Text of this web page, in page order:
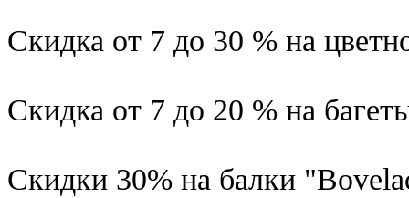
Скидка от 7 до 30 % на
Скидка от 7 до 20 % на
Скидки 30% на балки